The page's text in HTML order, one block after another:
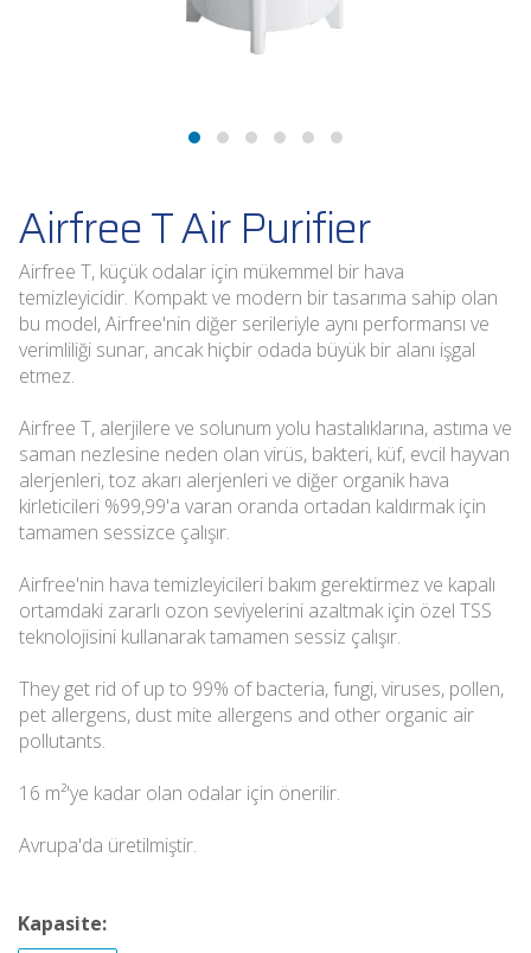
Airfree T Air Purifier
Airfree T, küçük odalar için mükemmel bir hava
temizleyicidir. Kompakt ve modern bir tasarıma sahip olan
bu model, Airfree'nin diğer serileriyle aynı performansı ve
verimliliği sunar, ancak hiçbir odada büyük bir alanı işgal
etmez.
Airfree T, alerjilere ve solunum yolu hastalıklarına, astıma ve
saman nezlesine neden olan virüs, bakteri, küf, evcil hayvan
alerjenleri, toz akarı alerjenleri ve diğer organik hava
kirleticileri %99,99'a varan oranda ortadan kaldırmak için
tamamen sessizce çalışır.
Airfree'nin hava temizleyicileri bakım gerektirmez ve kapalı
ortamdaki zararlı ozon seviyelerini azaltmak için özel TSS
teknolojisini kullanarak tamamen sessiz çalışır.
They get rid of up to 99% of bacteria, fungi, viruses, pollen,
pet allergens, dust mite allergens and other organic air
pollutants.
16 m²'ye kadar olan odalar için önerilir.
Avrupa'da üretilmiştir.
Kapasite: